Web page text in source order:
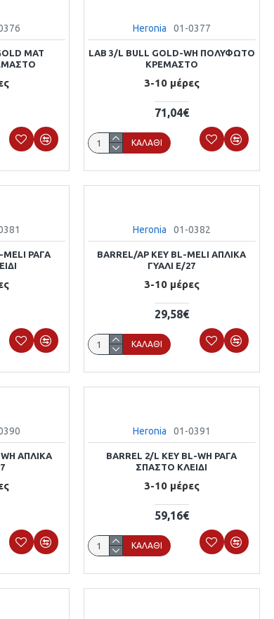
MAT
Heronia 01-0377
LAB 3/L BULL GOLD-WH ΠΟΛΥΦΩΤΟ
ΚΡΕΜΑΣΤΟ
3-10 μέρες
71,04€
ΚΑΛΆΘΙ
MELI ΡΑΓΑ
Heronia 01-0382
BARREL/AP KEY BL-MELI ΑΠΛΙΚΑ
ΓΥΑΛΙ E/27
3-10 μέρες
29,58€
ΚΑΛΆΘΙ
ΑΠΛΙΚΑ
Heronia 01-0391
BARREL 2/L KEY BL-WH ΡΑΓΑ
ΣΠΑΣΤΟ ΚΛΕΙΔΙ
3-10 μέρες
59,16€
ΚΑΛΆΘΙ